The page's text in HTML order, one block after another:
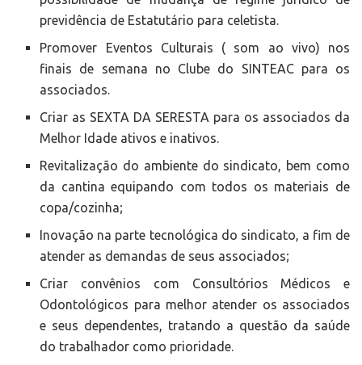
previdência de Estatutário para celetista.
Promover Eventos Culturais ( som ao vivo) nos
finais de semana no Clube do SINTEAC para os
associados.
Criar as SEXTA DA SERESTA para os associados da
Melhor Idade ativos e inativos.
Revitalização do ambiente do sindicato, bem como
da cantina equipando com todos os materiais de
copa/cozinha;
Inovação na parte tecnológica do sindicato, a fim de
atender as demandas de seus associados;
Criar convênios com Consultórios Médicos e
Odontológicos para melhor atender os associados
e seus dependentes, tratando a questão da saúde
do trabalhador como prioridade.